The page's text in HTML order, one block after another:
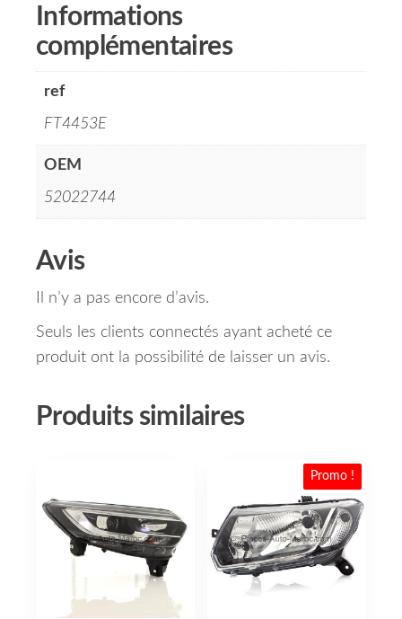
Informations
complémentaires
ref
FT4453E
OEM
52022744
Avis
Il n’y a pas encore d’avis.
Seuls les clients connectés ayant acheté ce
produit ont la possibilité de laisser un avis.
Produits similaires
Promo !